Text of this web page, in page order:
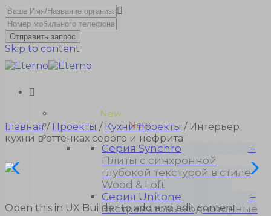
Отправить запрос
Skip to content
New
Wood-3 и Loft-2New
Материалы
Серия Synchro
–
Плиты с синхронной
глубокой текстурой в стиле
Wood & Loft
Серия Unitone
–
Экстраматовые однотонные
Главная/ Проекты / Кухни проекты / Интерьер
кухни в оттенках серого и нефрита
Open this in UX Builder to add and edit content